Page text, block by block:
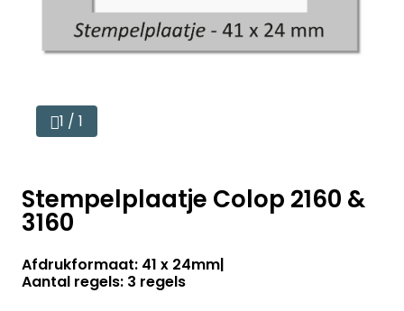
1 / 1
Stempelplaatje Colop 2160 &
3160
Afdrukformaat: 41 x 24mm
Aantal regels: 3 regels